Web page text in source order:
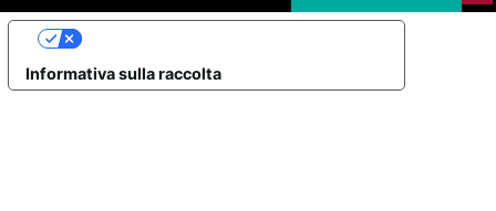
Informativa sulla raccolta